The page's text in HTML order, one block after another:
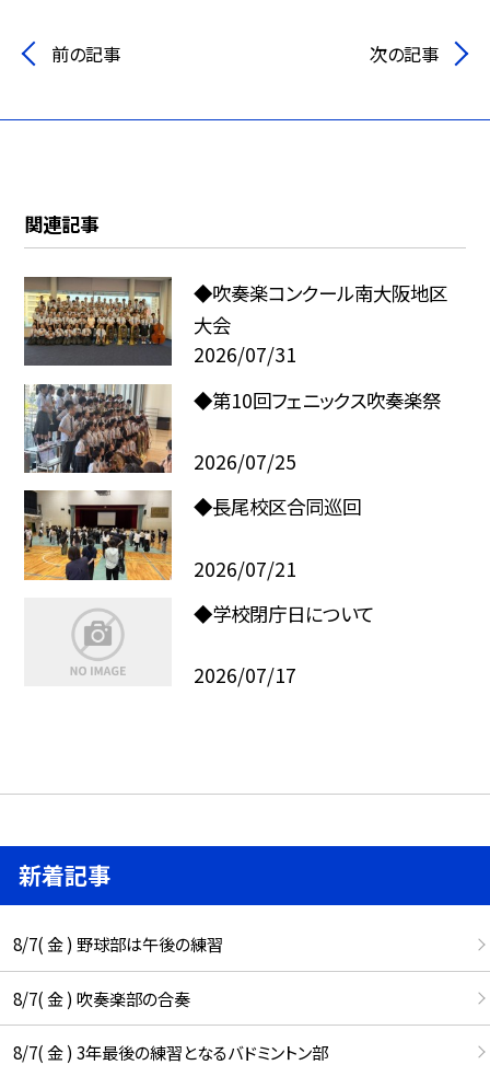
前の記事 次の記事
関連記事
◆吹奏楽コンクール南大阪地区
大会
2026/07/31
◆第10回フェニックス吹奏楽祭
2026/07/25
◆長尾校区合同巡回
2026/07/21
◆学校閉庁日について
2026/07/17
新着記事
8/7( 金 ) 野球部は午後の練習
8/7( 金 ) 吹奏楽部の合奏
8/7( 金 ) 3年最後の練習となるバドミントン部